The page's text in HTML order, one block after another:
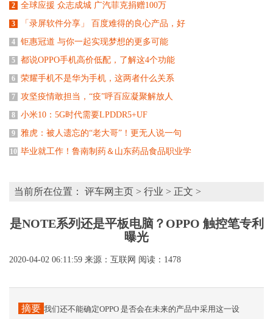
2 全球应援 众志成城 广汽菲克捐赠100万
3 「录屏软件分享」 百度难得的良心产品，好
4 钜惠冠道 与你一起实现梦想的更多可能
5 都说OPPO手机高价低配，了解这4个功能
6 荣耀手机不是华为手机，这两者什么关系
7 攻坚疫情敢担当，“疫”呼百应凝聚解放人
8 小米10：5G时代需要LPDDR5+UF
9 雅虎：被人遗忘的“老大哥”！更无人说一句
10 毕业就工作！鲁南制药＆山东药品食品职业学
当前所在位置： 评车网主页 > 行业 > 正文 >
是NOTE系列还是平板电脑？OPPO 触控笔专利
曝光
2020-04-02 06:11:59 来源：互联网 阅读：1478
摘要 我们还不能确定OPPO 是否会在未来的产品中采用这一设